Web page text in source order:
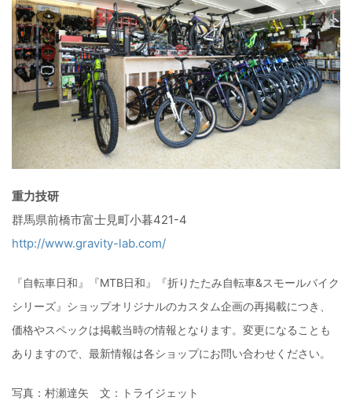
重力技研
群馬県前橋市富士見町小暮421-4
http://www.gravity-lab.com/
『自転車日和』『MTB日和』『折りたたみ自転車&スモールバイク
シリーズ』ショップオリジナルのカスタム企画の再掲載につき、
価格やスペックは掲載当時の情報となります。変更になることも
ありますので、最新情報は各ショップにお問い合わせください。
写真：村瀬達矢 文：トライジェット